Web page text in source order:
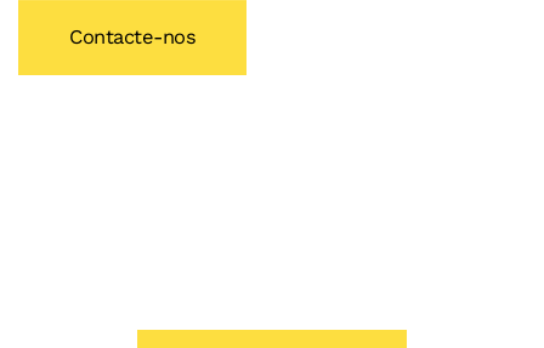
Contacte-nos